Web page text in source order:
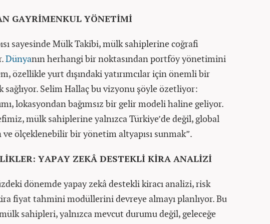
GAYRİMENKUL YÖNETİMİ
sayesinde Mülk Takibi, mülk sahiplerine coğrafi
Dünyanın herhangi bir noktasından portföy yönetimini
özellikle yurt dışındaki yatırımcılar için önemli bir
sağlıyor. Selim Hallaç bu vizyonu şöyle özetliyor:
lokasyondan bağımsız bir gelir modeli haline geliyor.
mülk sahiplerine yalnızca Türkiye’de değil, global
ölçeklenebilir bir yönetim altyapısı sunmak”.
YAPAY ZEKÂ DESTEKLİ KİRA ANALİZİ
dönemde yapay zekâ destekli kiracı analizi, risk
fiyat tahmini modüllerini devreye almayı planlıyor. Bu
sahipleri, yalnızca mevcut durumu değil, geleceğe